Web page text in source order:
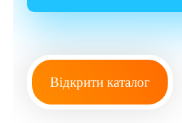
Відкрити каталог